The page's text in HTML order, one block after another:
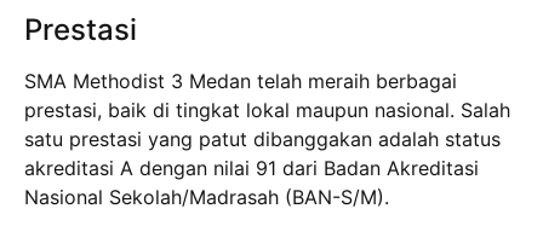
Prestasi
SMA Methodist 3 Medan telah meraih berbagai
prestasi, baik di tingkat lokal maupun nasional. Salah
satu prestasi yang patut dibanggakan adalah status
akreditasi A dengan nilai 91 dari Badan Akreditasi
Nasional Sekolah/Madrasah (BAN-S/M).